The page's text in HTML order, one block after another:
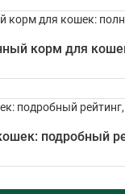
корм для
подробный